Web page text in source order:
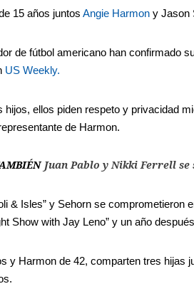
15 años juntos Angie Harmon y Jason
de fútbol americano han confirmado
US Weekly.
hijos, ellos piden respeto y privacidad
de Harmon.
Juan Pablo y Nikki Ferrell
& Isles” y Sehorn se comprometieron
Show with Jay Leno” y un año
y Harmon de 42, comparten tres hijas